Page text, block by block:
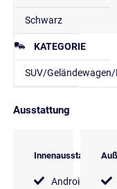
Schwarz
KATEGORIE
SUV/
Ausstattung
Innenausstattung
Android